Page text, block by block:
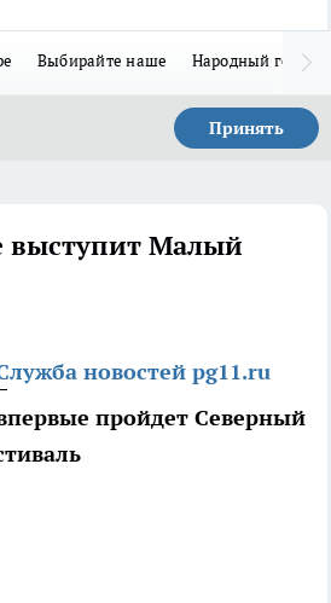
Выбирайте наше Народный герой
Принять
выступит Малый
новостей pg11.ru
пройдет Северный